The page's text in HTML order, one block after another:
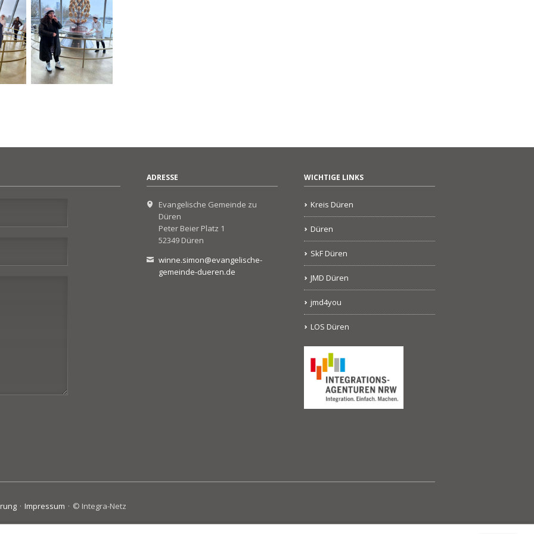
ADRESSE
Evangelische Gemeinde zu
Düren
Peter Beier Platz 1
52349 Düren
winne.simon@evangelische-
gemeinde-dueren.de
WICHTIGE LINKS
Kreis Düren
Düren
SkF Düren
JMD Düren
jmd4you
LOS Düren
Impressum © Integra-Netz